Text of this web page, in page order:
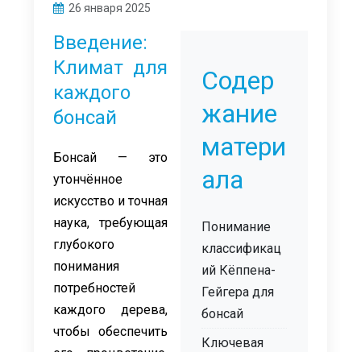
26 января 2025
Содер
жание
матери
ала
Понимание
классификац
ий Кёппена-
Гейгера для
бонсай
Ключевая
Введение:
Климат для
каждого
бонсай
Бонсай — это
утончённое
искусство и точная
наука, требующая
глубокого
понимания
потребностей
каждого дерева,
чтобы обеспечить